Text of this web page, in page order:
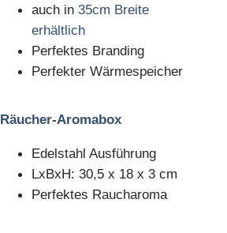
auch in 35cm Breite
erhältlich
Perfektes Branding
Perfekter Wärmespeicher
Räucher-Aromabox
Edelstahl Ausführung
LxBxH: 30,5 x 18 x 3 cm
Perfektes Raucharoma